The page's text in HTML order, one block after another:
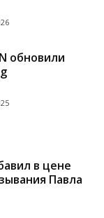
обновили
в цене
Павла